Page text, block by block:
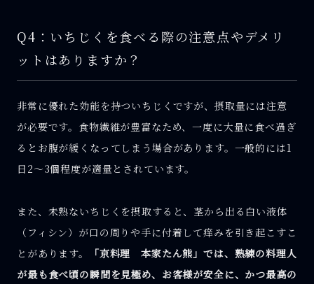
Q4：いちじくを食べる際の注意点やデメリ
ットはありますか？
非常に優れた効能を持ついちじくですが、摂取量には注意
が必要です。食物繊維が豊富なため、一度に大量に食べ過ぎ
るとお腹が緩くなってしまう場合があります。一般的には1
日2〜3個程度が適量とされています。
また、未熟ないちじくを摂取すると、茎から出る白い液体
（フィシン）が口の周りや手に付着して痒みを引き起こすこ
とがあります。
「京料理 本家たん熊」では、熟練の料理人
が最も食べ頃の瞬間を見極め、お客様が安全に、かつ最高の